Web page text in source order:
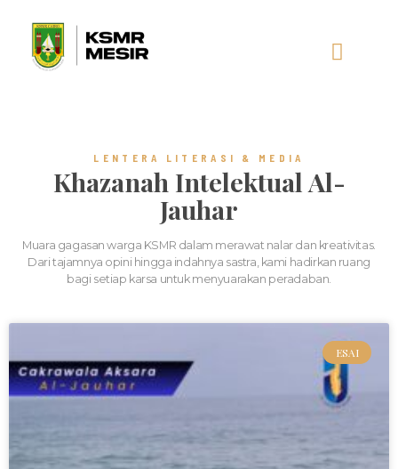
LENTERA LITERASI & MEDIA
Khazanah Intelektual Al-
Jauhar
Muara gagasan warga KSMR dalam merawat nalar dan kreativitas.
Dari tajamnya opini hingga indahnya sastra, kami hadirkan ruang
bagi setiap karsa untuk menyuarakan peradaban.
ESAI